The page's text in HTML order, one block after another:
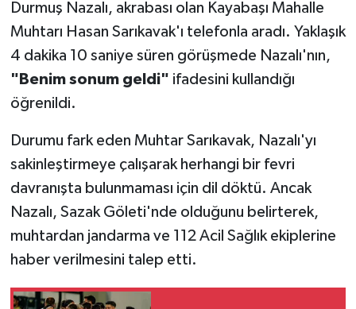
Durmuş Nazalı, akrabası olan Kayabaşı Mahalle
Muhtarı Hasan Sarıkavak'ı telefonla aradı. Yaklaşık
4 dakika 10 saniye süren görüşmede Nazalı'nın,
"Benim sonum geldi" ifadesini kullandığı
öğrenildi.
Durumu fark eden Muhtar Sarıkavak, Nazalı'yı
sakinleştirmeye çalışarak herhangi bir fevri
davranışta bulunmaması için dil döktü. Ancak
Nazalı, Sazak Göleti'nde olduğunu belirterek,
muhtardan jandarma ve 112 Acil Sağlık ekiplerine
haber verilmesini talep etti.